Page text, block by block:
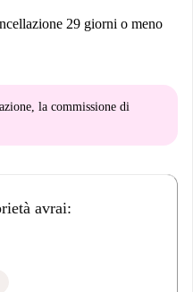
29 giorni o meno
la commissione di
avrai: